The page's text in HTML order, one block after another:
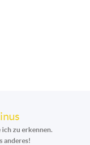
ich zu erkennen.
anderes!